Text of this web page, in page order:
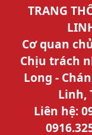
TRANG
Cơ quan
Chịu trách
Long -
Linh,
Liên hệ: